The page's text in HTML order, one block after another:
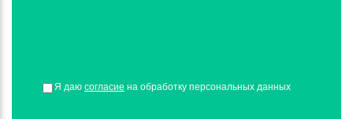
Я даю согласие на обработку персональных данных